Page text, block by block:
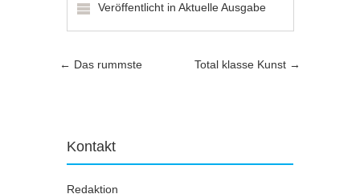
Veröffentlicht inAktuelle Ausgabe
Artikel-Navigation
← Das rummste Total klasse Kunst →
Kontakt
Redaktion